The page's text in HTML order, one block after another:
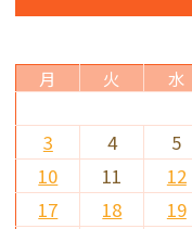
月 火 水
3
4 5
10
11 12
17
18 19